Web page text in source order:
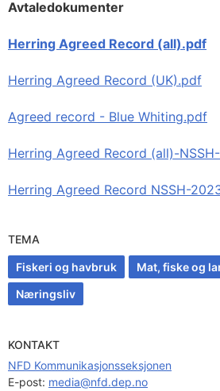
Avtaledokumenter
Herring Agreed Record (all).pdf
Herring Agreed Record (UK).pdf
Agreed record - Blue Whiting.pdf
Herring Agreed Record (all)-
Herring Agreed Record NSSH-
TEMA
Fiskeri og havbruk
Mat, fiske og
Næringsliv
KONTAKT
NFD Kommunikasjonsseksjonen
E-post: media@nfd.dep.no